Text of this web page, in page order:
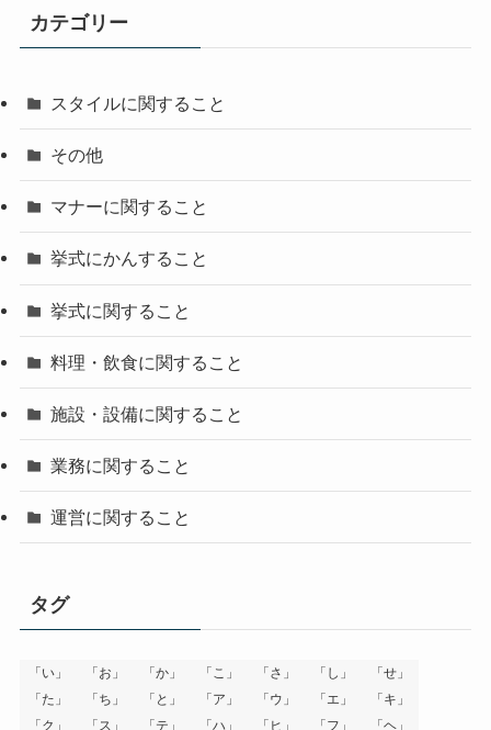
カテゴリー
スタイルに関すること
その他
マナーに関すること
挙式にかんすること
挙式に関すること
料理・飲食に関すること
施設・設備に関すること
業務に関すること
運営に関すること
タグ
「い」 「お」 「か」 「こ」 「さ」 「し」
「せ」
「た」
「ち」 「と」 「ア」 「ウ」 「エ」
「キ」
「ク」
「ス」 「テ」 「ハ」 「ヒ」 「フ」 「ヘ」